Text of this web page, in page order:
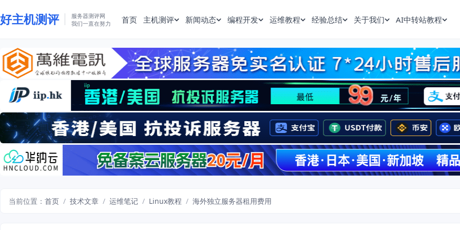
好主机测评
服务器测评网
我们一直在努力
首页 主机测评 新闻动态 编程开发 运维教程 经验总结 关于我们 AI中转站教程
当前位置： 首页 / 技术文章 / 运维笔记 / Linux教程 / 海外独立服务器租用费用